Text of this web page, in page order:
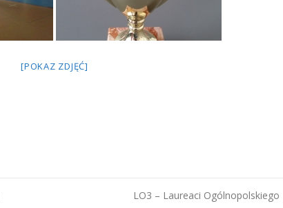
[POKAZ ZDJĘĆ]
LO3 – Laureaci Ogólnopolskiego